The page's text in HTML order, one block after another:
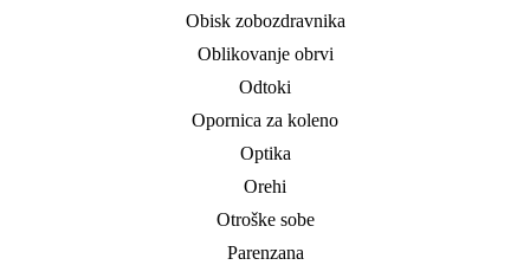
Obisk zobozdravnika
Oblikovanje obrvi
Odtoki
Opornica za koleno
Optika
Orehi
Otroške sobe
Parenzana